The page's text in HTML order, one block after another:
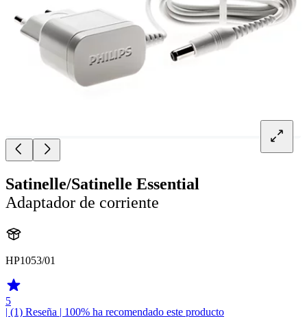
Satinelle/Satinelle Essential
Adaptador de corriente
HP1053/01
5
| (1) Reseña | 100% ha recomendado este producto